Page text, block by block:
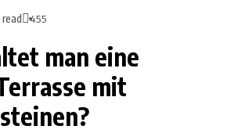
455
man eine
mit